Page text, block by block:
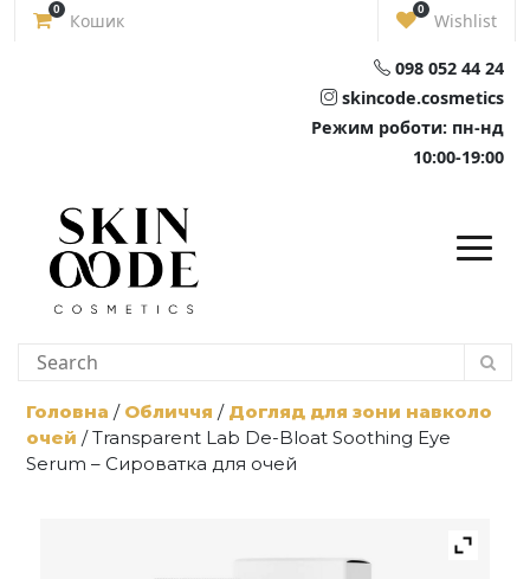
Skip
0
Кошик
0
Wishlist
098 052 44 24
skincode.cosmetics
Режим роботи: пн-нд
10:00-19:00
Головна / Обличчя / Догляд для зони навколо
очей / Transparent Lab De-Bloat Soothing Eye
Serum – Сироватка для очей